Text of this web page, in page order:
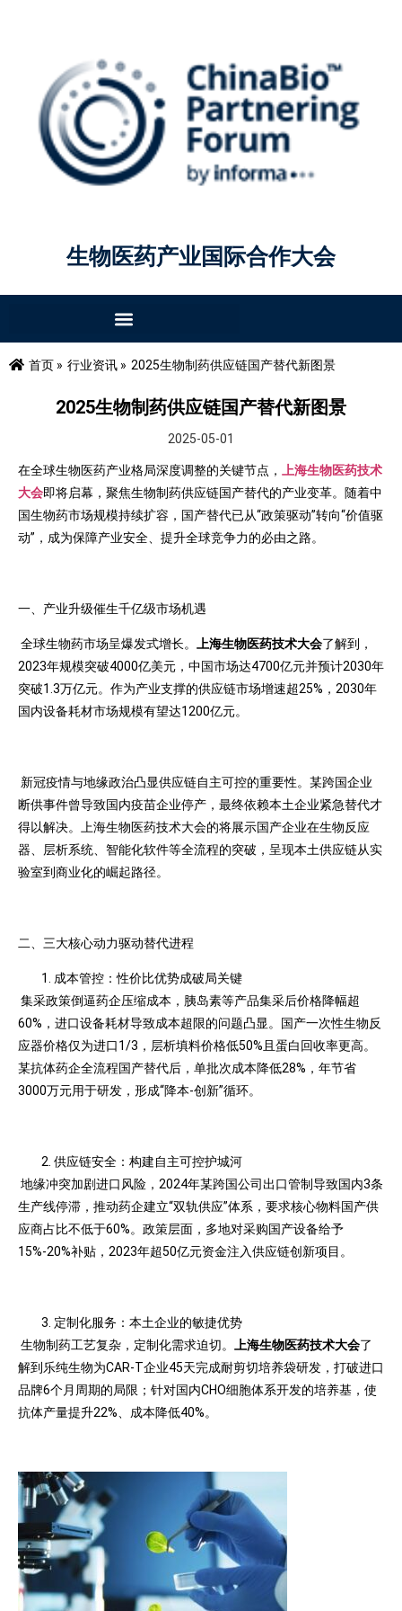
生物医药产业国际合作大会
首页 » 行业资讯 » 2025生物制药供应链国产替代新图景
2025生物制药供应链国产替代新图景
2025-05-01
在全球生物医药产业格局深度调整的关键节点，
上海生物医药技术
大会即将启幕，聚焦生物制药供应链国产替代的产业变革。随着中
国生物药市场规模持续扩容，国产替代已从“政策驱动”转向“价值驱
动”，成为保障产业安全、提升全球竞争力的必由之路。
一、产业升级催生千亿级市场机遇
全球生物药市场呈爆发式增长。 上海生物医药技术大会了解到，
2023年规模突破4000亿美元，中国市场达4700亿元并预计2030年
突破1.3万亿元。作为产业支撑的供应链市场增速超25%，2030年
国内设备耗材市场规模有望达1200亿元。
新冠疫情与地缘政治凸显供应链自主可控的重要性。某跨国企业
断供事件曾导致国内疫苗企业停产，最终依赖本土企业紧急替代才
得以解决。上海生物医药技术大会的将展示国产企业在生物反应
器、层析系统、智能化软件等全流程的突破，呈现本土供应链从实
验室到商业化的崛起路径。
二、三大核心动力驱动替代进程
成本管控：性价比优势成破局关键
集采政策倒逼药企压缩成本，胰岛素等产品集采后价格降幅超
60%，进口设备耗材导致成本超限的问题凸显。国产一次性生物反
应器价格仅为进口1/3，层析填料价格低50%且蛋白回收率更高。
某抗体药企全流程国产替代后，单批次成本降低28%，年节省
3000万元用于研发，形成“降本-创新”循环。
供应链安全：构建自主可控护城河
地缘冲突加剧进口风险，2024年某跨国公司出口管制导致国内3条
生产线停滞，推动药企建立“双轨供应”体系，要求核心物料国产供
应商占比不低于60%。政策层面，多地对采购国产设备给予
15%-20%补贴，2023年超50亿元资金注入供应链创新项目。
定制化服务：本土企业的敏捷优势
生物制药工艺复杂，定制化需求迫切。
上海生物医药技术大会了
解到乐纯生物为CAR-T企业45天完成耐剪切培养袋研发，打破进口
品牌6个月周期的局限；针对国内CHO细胞体系开发的培养基，使
抗体产量提升22%、成本降低40%。